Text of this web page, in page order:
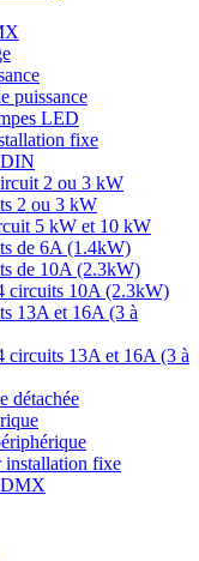
puissance
LED
fixe
2 ou 3 kW
2 ou 3 kW
5 kW et 10 kW
de 6A (1.4kW)
de 10A (2.3kW)
circuits 10A (2.3kW)
13A et 16A (3 à
circuits 13A et 16A (3 à
détachée
fixe
DMX